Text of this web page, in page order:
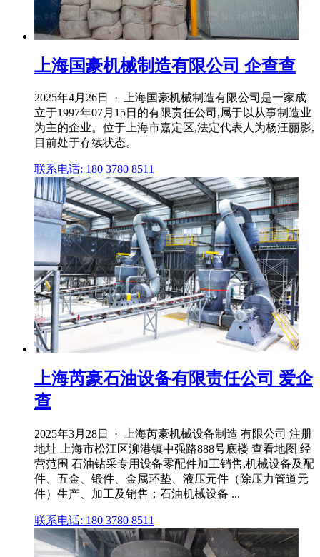
上海国豪机械制造有限公司 企查查
2025年4月26日 · 上海国豪机械制造有限公司是⼀家成
⽴于1997年07月15日的有限责任公司,属于以从事制造业
为主的企业。位于上海市嘉定区,法定代表人为杨汪丽影,
目前处于存续状态。
联系电话: 180 3780 8511
上海芮豪石油设备有限责任公司 爱企
查
2025年3月28日 · 上海芮豪机械设备制造 有限公司 注册
地址 上海市松江区泖港镇中强路888号底楼 查看地图 经
营范围 石油钻采专用设备零配件加工销售,机械设备及配
件、五金、锻件、金属环垫、液压元件（除压力管道元
件）生产、加工及销售；石油机械设备 ...
联系电话: 180 3780 8511